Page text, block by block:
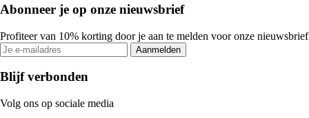
Abonneer je op onze nieuwsbrief
Profiteer van 10% korting door je aan te melden voor onze nieuwsbrief
Aanmelden
Blijf verbonden
Volg ons op sociale media